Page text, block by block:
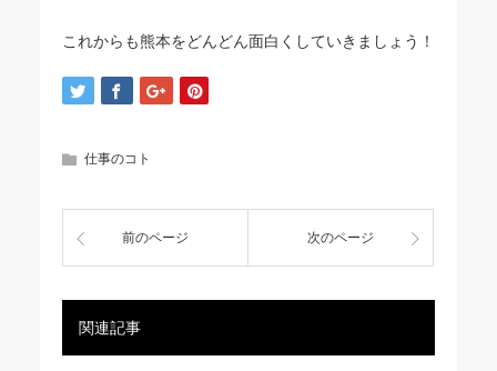
これからも熊本をどんどん面白くしていきましょう！
仕事のコト
前のページ 次のページ
関連記事